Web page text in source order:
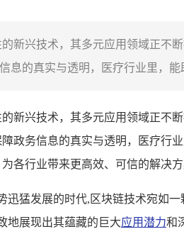
新兴技术，其多元应用领域正不
息的真实与透明，医疗行业里，
新兴技术，其多元应用领域正不
政务信息的真实与透明，医疗行
各行业带来更高效、可信的解决
迅猛发展的时代,区块链技术宛如
地展现出其蕴藏的巨大应用潜力和